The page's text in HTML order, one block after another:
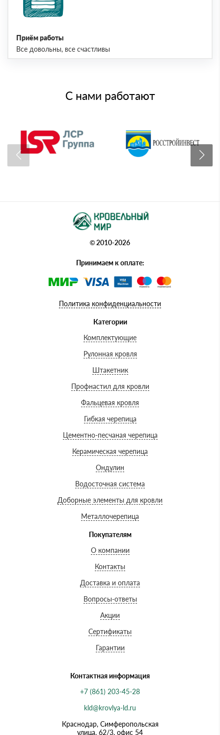
Приём работы
Все довольны, все счастливы
С нами работают
© 2010-2026
Принимаем к оплате:
Политика конфиденциальности
Категории
Комплектующие
Рулонная кровля
Штакетник
Профнастил для кровли
Фальцевая кровля
Гибкая черепица
Цементно-песчаная черепица
Керамическая черепица
Ондулин
Водосточная система
Доборные элементы для кровли
Металлочерепица
Покупателям
О компании
Контакты
Доставка и оплата
Вопросы-ответы
Акции
Сертификаты
Гарантии
Контактная информация
+7 (861) 203-45-28
kld@krovlya-ld.ru
Краснодар, Симферопольская
улица, 62/3, офис 54